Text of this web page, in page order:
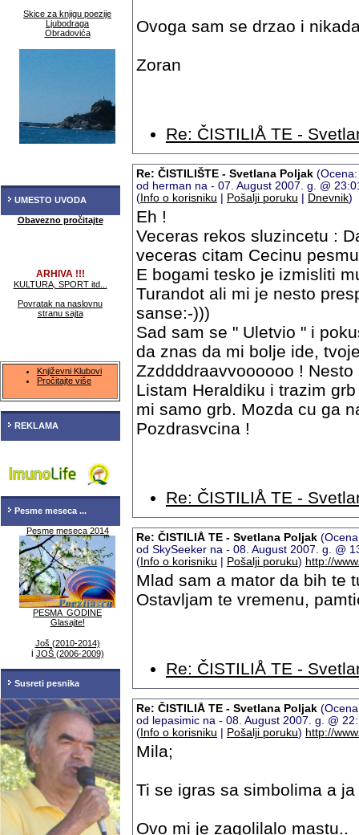
Skice za knjigu poezije
Ljubodraga
Obradovića
UMESTO UVODA
Obavezno pročitajte
ARHIVA !!!
KULTURA, SPORT itd...
Povratak na naslovnu
stranu sajta
Književni Klubovi
Pročitajte više
REKLAMA
Pesme meseca ...
Pesme meseca 2014
PESMA GODINE
Glasajte!
Još (2010-2014)
i JOŠ (2006-2009)
Susreti pesnika
Ovoga sam se drzao i
Zoran
Re: ČISTILIÅ TE -
Re: ČISTILIŠTE - Svetlana Poljak
od herman na - 07. August 2007. g. @
( Info o korisniku Pošalji poruku Dnevnik)
Eh !
Veceras rekos sluzincetu :
veceras citam Cecinu
E bogami tesko je izmisliti
Turandot ali mi je nesto
sanse:-)))
Sad sam se " Uletvio " i
da znas da mi bolje ide,
Zzddddraavvoooooo !
Listam Heraldiku i trazim
mi samo grb. Mozda cu ga
Pozdrasvcina !
Re: ČISTILIÅ TE -
Re: ČISTILIÅ TE - Svetlana Poljak
od SkySeeker na - 08. August 2007. g. @
( Info o korisniku Pošalji poruku) http://
Mlad sam a mator da bih te
Ostavljam te vremenu,
Re: ČISTILIÅ TE -
Re: ČISTILIÅ TE - Svetlana Poljak
od lepasimic na - 08. August 2007. g. @
( Info o korisniku Pošalji poruku) http://
Mila;
Ti se igras sa simbolima a
Ovo mi je zagolilalo mastu..